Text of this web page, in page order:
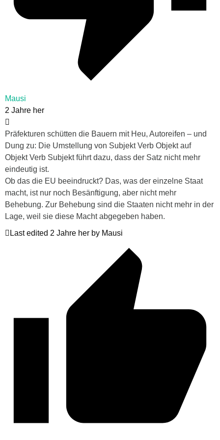
Mausi
2 Jahre her
Präfekturen schütten die Bauern mit Heu, Autoreifen – und
Dung zu: Die Umstellung von Subjekt Verb Objekt auf
Objekt Verb Subjekt führt dazu, dass der Satz nicht mehr
eindeutig ist.
Ob das die EU beeindruckt? Das, was der einzelne Staat
macht, ist nur noch Besänftigung, aber nicht mehr
Behebung. Zur Behebung sind die Staaten nicht mehr in der
Lage, weil sie diese Macht abgegeben haben.
Last edited 2 Jahre her by Mausi